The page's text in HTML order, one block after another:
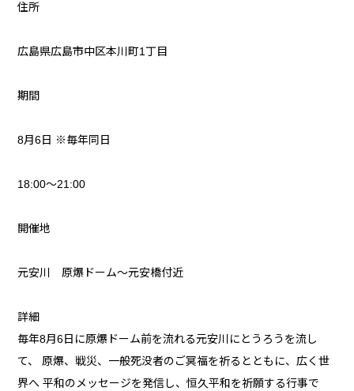
住所
広島県広島市中区本川町1丁目
期間
8月6日 ※毎年同日
18:00〜21:00
開催地
元安川 原爆ドーム～元安橋付近
詳細
毎年8月6日に原爆ドーム前を流れる元安川にとうろうを流し
て、 原爆、戦災、一般死没者のご冥福を祈るとともに、広く世
界へ 平和のメッセージを発信し、恒久平和を祈願する行事で